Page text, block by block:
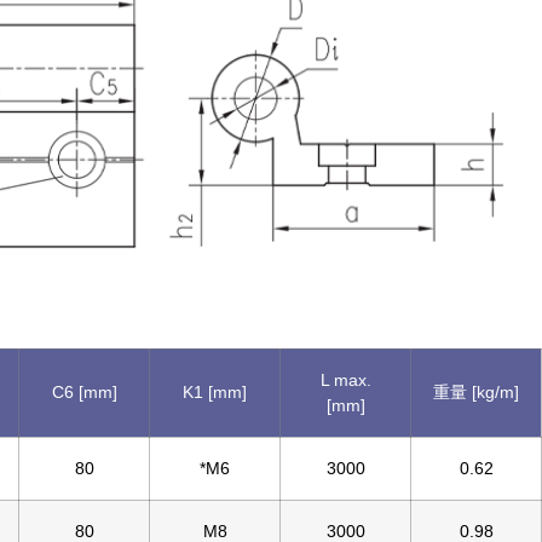
C6 [mm] K1 [mm]
L max.
[mm]
重量 [kg/m]
80 *M6 3000 0.62
80 M8 3000 0.98